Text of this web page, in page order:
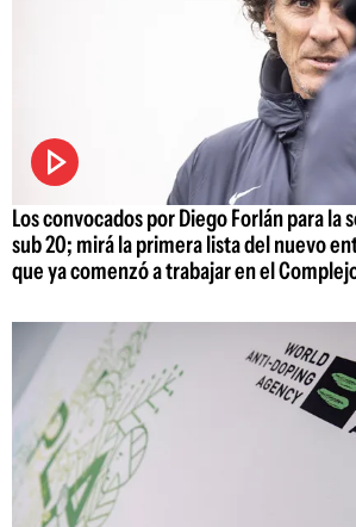
Los convocados por Diego Forlán para la
sub 20; mirá la primera lista del nuevo
que ya comenzó a trabajar en el